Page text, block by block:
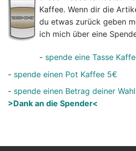
Kaffee. Wenn dir die
du etwas zurück geben
ich mich über eine
- spende eine Tasse
- spende einen Pot Kaffee 5€
- spende einen Betrag deiner Wahl
>Dank an die Spender<